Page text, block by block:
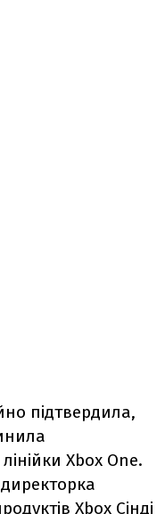
підтвердила,
Xbox One.
Xbox Сінді